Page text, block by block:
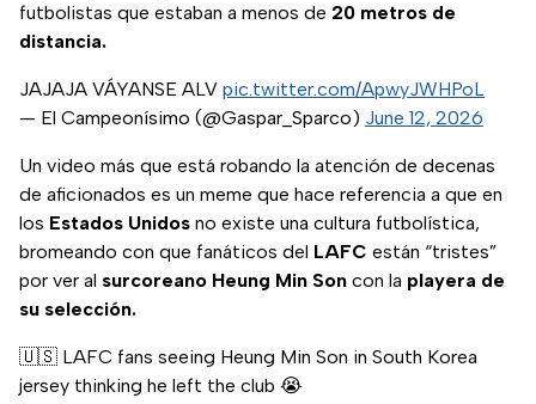
futbolistas que estaban a menos de 20 metros de
distancia.
JAJAJA VÁYANSE ALV pic.twitter.com/ApwyJWHPoL
— El Campeonísimo (@Gaspar_Sparco) June 12, 2026
Un video más que está robando la atención de decenas
de aficionados es un meme que hace referencia a que en
los Estados Unidos no existe una cultura futbolística,
bromeando con que fanáticos del LAFC están “tristes”
por ver al surcoreano Heung Min Son con la playera de
su selección.
🇺🇸 LAFC fans seeing Heung Min Son in South Korea
jersey thinking he left the club 😭